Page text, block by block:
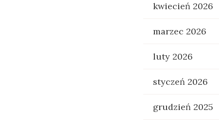
kwiecień 2026
marzec 2026
luty 2026
styczeń 2026
grudzień 2025